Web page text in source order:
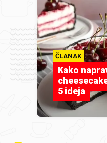
ČLANAK
Kako
5 ideja